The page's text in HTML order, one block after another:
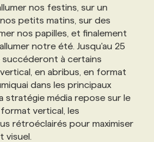
NOS FORMATIONS
SUBVENTIONS
NOUS
nos festins, sur un
petits matins, sur des
nos papilles, et finalement
notre été. Jusqu'au 25
à certains
en abribus, en format
dans les principaux
stratégie média repose sur le
format vertical, les
rétroéclairés pour maximiser